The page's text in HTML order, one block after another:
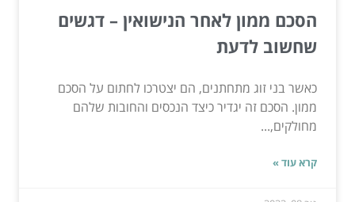
הסכם ממון לאחר הנישואין – דגשים
שחשוב לדעת
כאשר בני זוג מתחתנים, הם יצטרכו לחתום על הסכם
ממון. הסכם זה יגדיר כיצד הנכסים והחובות שלהם
מחולקים,...
קרא עוד »